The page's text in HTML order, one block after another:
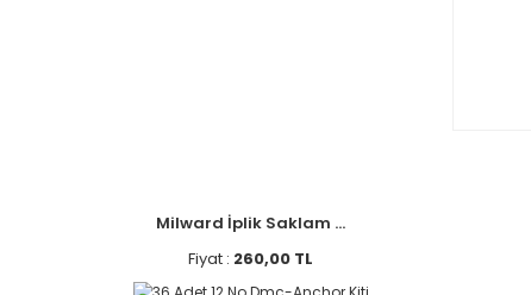
Milward İplik Saklam ...
Fiyat : 260,00 TL